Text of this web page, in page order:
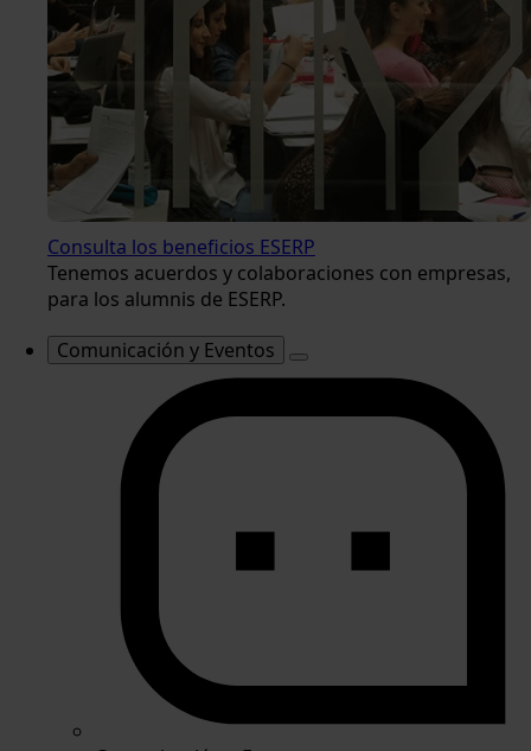
Consulta los beneficios ESERP
Tenemos acuerdos y colaboraciones con empresas,
para los alumnis de ESERP.
Comunicación y Eventos